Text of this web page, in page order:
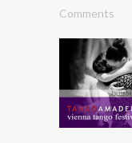
Comments